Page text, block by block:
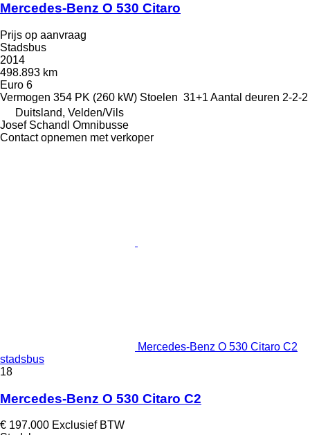
Mercedes-Benz O 530 Citaro
Prijs op aanvraag
Stadsbus
2014
498.893 km
Euro 6
Vermogen 354 PK (260 kW) Stoelen 31+1 Aantal deuren 2-2-2
Duitsland, Velden/Vils
Josef Schandl Omnibusse
Contact opnemen met verkoper
Mercedes-Benz O 530 Citaro C2
stadsbus
18
Mercedes-Benz O 530 Citaro C2
€ 197.000 Exclusief BTW